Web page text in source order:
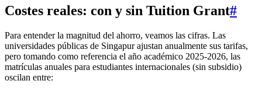
Costes reales: con y sin Tuition Grant#
Para entender la magnitud del ahorro, veamos las cifras. Las
universidades públicas de Singapur ajustan anualmente sus tarifas,
pero tomando como referencia el año académico 2025-2026, las
matrículas anuales para estudiantes internacionales (sin subsidio)
oscilan entre: